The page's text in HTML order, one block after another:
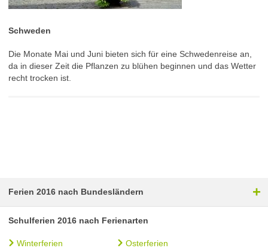
Schweden
Die Monate Mai und Juni bieten sich für eine Schwedenreise an,
da in dieser Zeit die Pflanzen zu blühen beginnen und das Wetter
recht trocken ist.
Ferien 2016 nach Bundesländern +
Schulferien 2016 nach Ferienarten
Winterferien
Osterferien